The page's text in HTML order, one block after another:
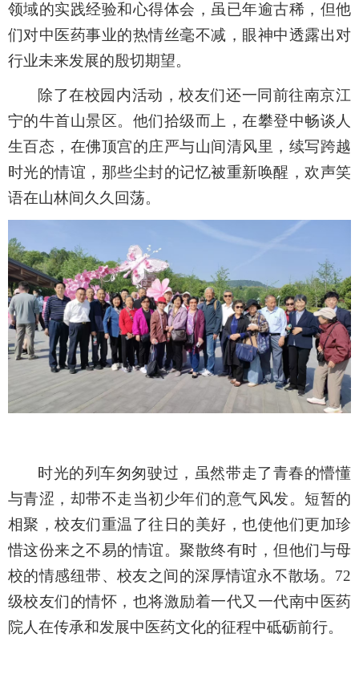
领域的实践经验和心得体会，虽已年逾古稀，但他
们对中医药事业的热情丝毫不减，眼神中透露出对
行业未来发展的殷切期望。
除了在校园内活动，校友们还一同前往南京江
宁的牛首山景区 。他们拾级而上，在攀登中畅谈人
生百态，在佛顶宫的庄严与山间清风里，续写跨越
时光的情谊 ， 那些尘封的记忆被重新唤醒，欢声笑
语在山林间久久回荡。
时光的列车匆匆驶过， 虽然带走了青春的懵懂
与青涩，却带不走当初少年们的意气风发。短暂的
相聚，校友们重温了往日的美好，也使他们更加珍
惜这份来之不易的情谊。聚散终有时，但他们与母
校的情感纽带、校友之间的深厚情谊永不散场。 72
级校友们的情怀 ，也将激励着一代又一代南中医药
院人在传承和发展中医药文化的征程中砥砺前行。